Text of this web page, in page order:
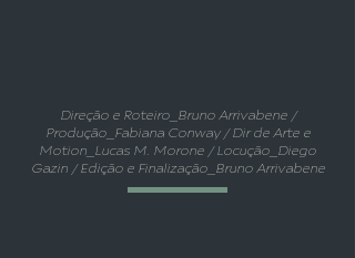
Direção e Roteiro_Bruno Arrivabene /
Produção_Fabiana Conway / Dir de Arte e
Motion_Lucas M. Morone / Locução_Diego
Gazin / Edição e Finalização_Bruno Arrivabene